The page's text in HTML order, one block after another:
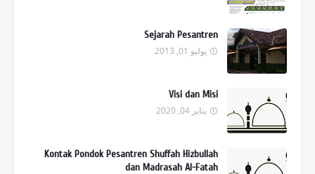
Sejarah Pesantren
يوليو 01, 2013
Visi dan Misi
يناير 04, 2020
Kontak Pondok Pesantren Shuffah Hizbullah
dan Madrasah Al-Fatah